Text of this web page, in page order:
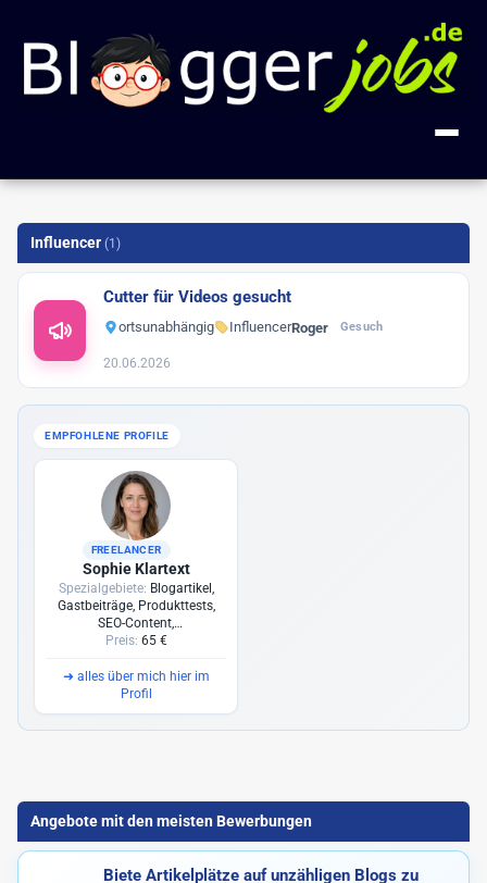
Kategorien
Alle Jobs
Blogger
Blog-Entwicklung 2
Gastautor
Blogger bieten
Blog Markt
Vlogger
FAQ
Über uns
Influencer (1)
Cutter für Videos gesucht
ortsunabhängig InfluencerRoger Gesuch
20.06.2026
EMPFOHLENE PROFILE
FREELANCER
Sophie Klartext
Spezialgebiete: Blogartikel,
Gastbeiträge, Produkttests,
SEO-Content,
Redaktionsplanung
Preis: 65 €
➜ alles über mich hier im
Profil
Angebote mit den meisten Bewerbungen
Biete Artikelplätze auf unzähligen Blogs zu